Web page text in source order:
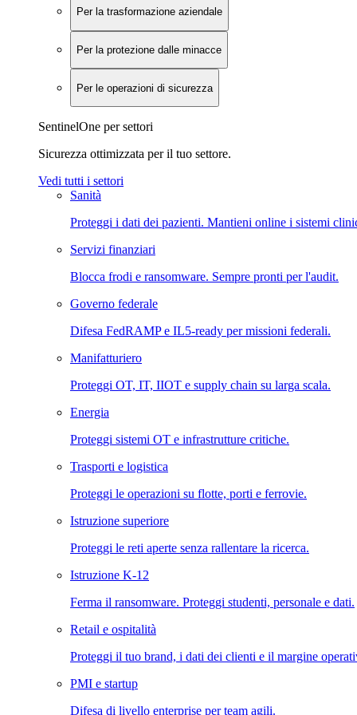
Per la trasformazione aziendale
Per la protezione dalle minacce
Per le operazioni di sicurezza
SentinelOne per settori
Sicurezza ottimizzata per il tuo settore.
Vedi tutti i settori
Sanità
Proteggi i dati dei pazienti. Mantieni online i sistemi
Servizi finanziari
Blocca frodi e ransomware. Sempre pronti per l'audit.
Governo federale
Difesa FedRAMP e IL5-ready per missioni federali.
Manifatturiero
Proteggi OT, IT, IIOT e supply chain su larga scala.
Energia
Proteggi sistemi OT e infrastrutture critiche.
Trasporti e logistica
Proteggi le operazioni su flotte, porti e ferrovie.
Istruzione superiore
Proteggi le reti aperte senza rallentare la ricerca.
Istruzione K-12
Ferma il ransomware. Proteggi studenti, personale e dati.
Retail e ospitalità
Proteggi il tuo brand, i dati dei clienti e il margine
PMI e startup
Difesa di livello enterprise per team agili.